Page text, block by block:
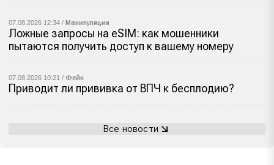
07.08.2026 12:34 / Манипуляция
Ложные запросы на eSIM: как мошенники
пытаются получить доступ к вашему номеру
07.08.2026 10:21 / Фейк
Приводит ли прививка от ВПЧ к бесплодию?
Все новости